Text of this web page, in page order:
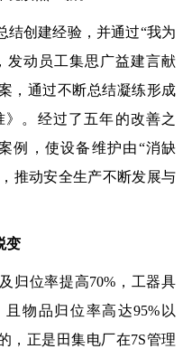
创建经验，并通过“我为
发动员工集思广益建言献
，通过不断总结凝练形成
》。经过了五年的改善之
例，使设备维护由“消缺
推动安全生产不断发展与
变
归位率提高70%，工器具
物品归位率高达95%以
，正是田集电厂在7S管理